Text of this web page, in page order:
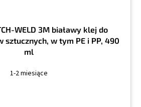
WELD 3M białawy klej do
sztucznych, w tym PE i PP, 490
ml
1-2 miesiące